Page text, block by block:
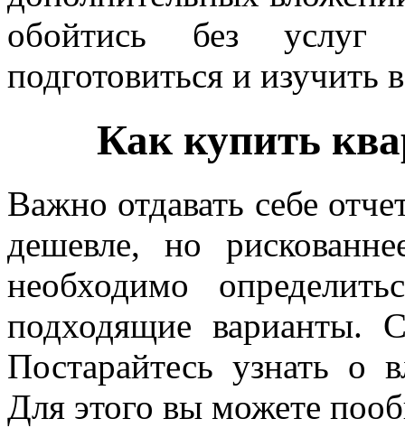
обойтись без услуг
подготовиться и
Как купить
Важно отдавать себе
дешевле, но
необходимо
подходящие варианты.
Постарайтесь узнать о
Для этого вы можете